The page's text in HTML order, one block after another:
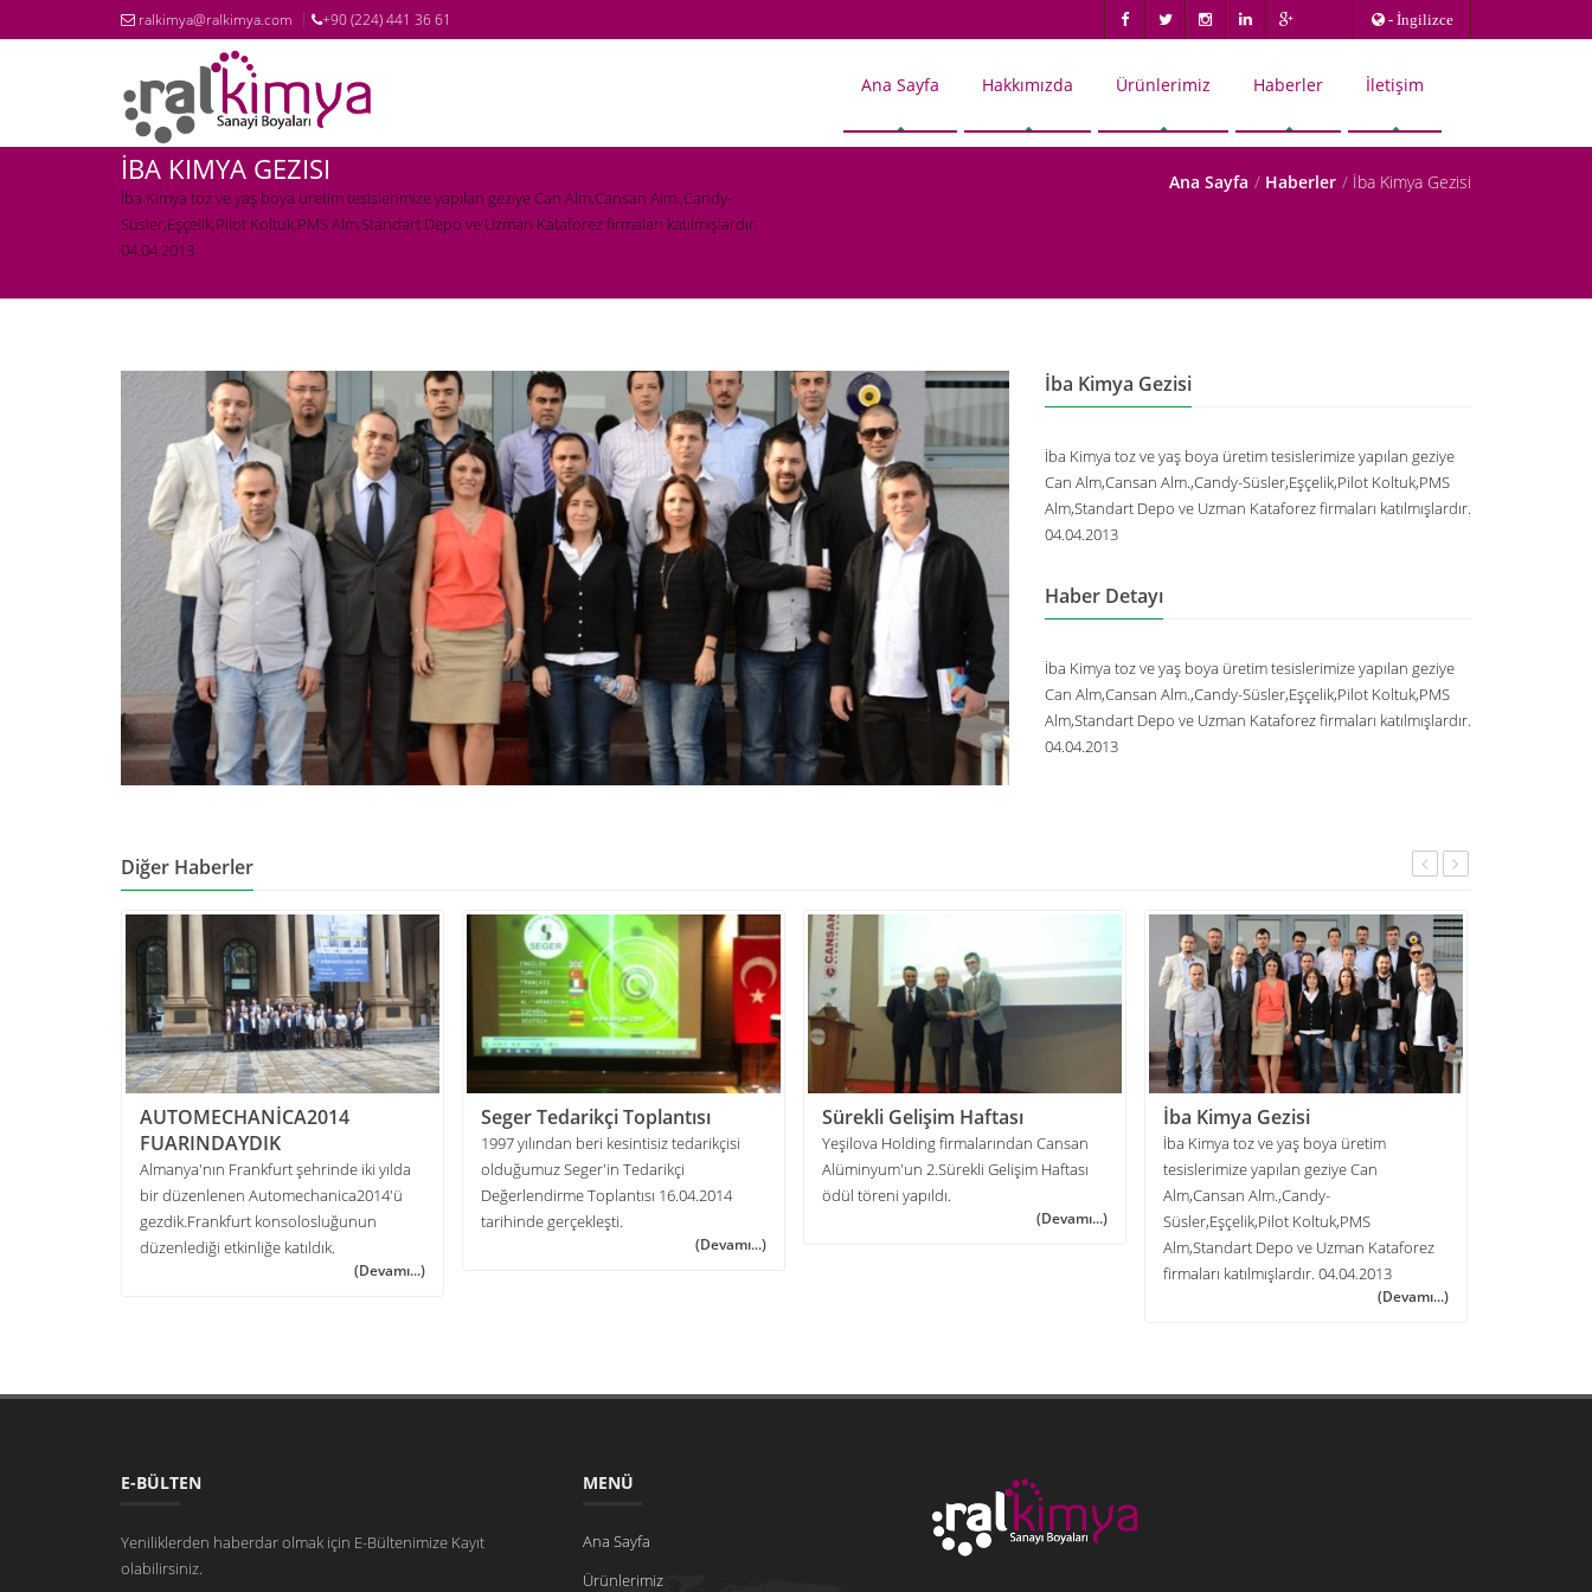
ralkimya@ralkimya.com +90 (224) 441 36 61 - İngilizce
Ana Sayfa Hakkımızda Ürünlerimiz Haberler İletişim
İBA KIMYA GEZISI
İba Kimya toz ve yaş boya üretim tesislerimize yapılan geziye Can Alm,Cansan Alm.,Candy-
Süsler,Eşçelik,Pilot Koltuk,PMS Alm,Standart Depo ve Uzman Kataforez firmaları katılmışlardır.
04.04.2013
Ana Sayfa Haberler İba Kimya Gezisi
İba Kimya Gezisi
İba Kimya toz ve yaş boya üretim tesislerimize yapılan geziye
Can Alm,Cansan Alm.,Candy-Süsler,Eşçelik,Pilot Koltuk,PMS
Alm,Standart Depo ve Uzman Kataforez firmaları katılmışlardır.
04.04.2013
Haber Detayı
İba Kimya toz ve yaş boya üretim tesislerimize yapılan geziye
Can Alm,Cansan Alm.,Candy-Süsler,Eşçelik,Pilot Koltuk,PMS
Alm,Standart Depo ve Uzman Kataforez firmaları katılmışlardır.
04.04.2013
Diğer Haberler
AUTOMECHANİCA2014
FUARINDAYDIK
Almanya'nın Frankfurt şehrinde iki yılda
bir düzenlenen Automechanica2014'ü
gezdik.Frankfurt konsolosluğunun
düzenlediği etkinliğe katıldık.
(Devamı...)
Seger Tedarikçi Toplantısı
1997 yılından beri kesintisiz tedarikçisi
olduğumuz Seger'in Tedarikçi
Değerlendirme Toplantısı 16.04.2014
tarihinde gerçekleşti.
(Devamı...)
Sürekli Gelişim Haftası
Yeşilova Holding firmalarından Cansan
Alüminyum'un 2.Sürekli Gelişim Haftası
ödül töreni yapıldı.
(Devamı...)
İba Kimya Gezisi
İba Kimya toz ve yaş boya üretim
tesislerimize yapılan geziye Can
Alm,Cansan Alm.,Candy-
Süsler,Eşçelik,Pilot Koltuk,PMS
Alm,Standart Depo ve Uzman Kataforez
firmaları katılmışlardır. 04.04.2013
(Devamı...)
E-BÜLTEN
Yeniliklerden haberdar olmak için E-Bültenimize Kayıt
olabilirsiniz.
MENÜ
Ana Sayfa
Ürünlerimiz